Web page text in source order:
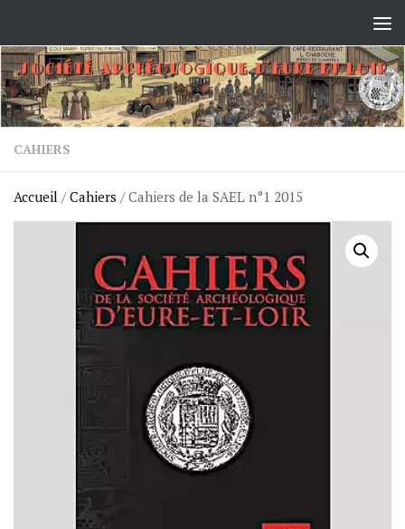
CAHIERS
Accueil /Cahiers / Cahiers de la SAEL n°1 2015